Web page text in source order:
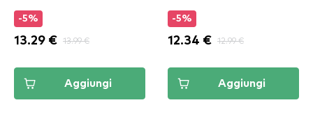
-5%
13.29 € 13.99 €
Aggiungi
-5%
12.34 € 12.99 €
Aggiungi